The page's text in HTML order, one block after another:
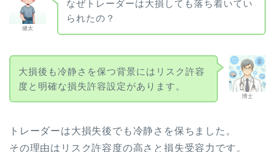
健太
なぜトレーダーは大損しても落ち着いてい
られたの？
博士
大損後も冷静さを保つ背景にはリスク許容
度と明確な損失許容設定があります。
トレーダーは大損失後でも冷静さを保ちました。
その理由はリスク許容度の高さと損失受容力です。